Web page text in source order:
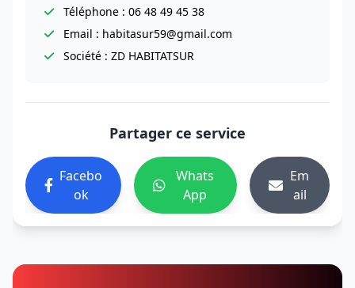
Téléphone : 06 48 49 45 38
Email : habitasur59@gmail.com
Société : ZD HABITATSUR
Partager ce service
Facebo
ok
Whats
App
Em
ail